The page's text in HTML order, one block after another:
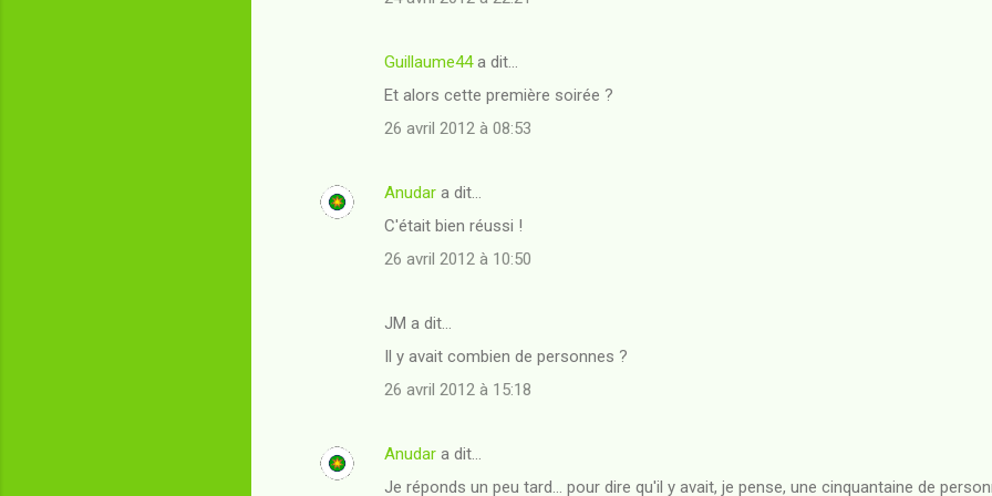
Guillaume44a dit…
Et alors cette première soirée ?
26 avril 2012 à 08:53
Anudar a dit…
C'était bien réussi !
26 avril 2012 à 10:50
JM a dit…
Il y avait combien de personnes ?
26 avril 2012 à 15:18
Anudar a dit…
Je réponds un peu tard... pour dire qu'il y avait, je pense, une cinquantaine de